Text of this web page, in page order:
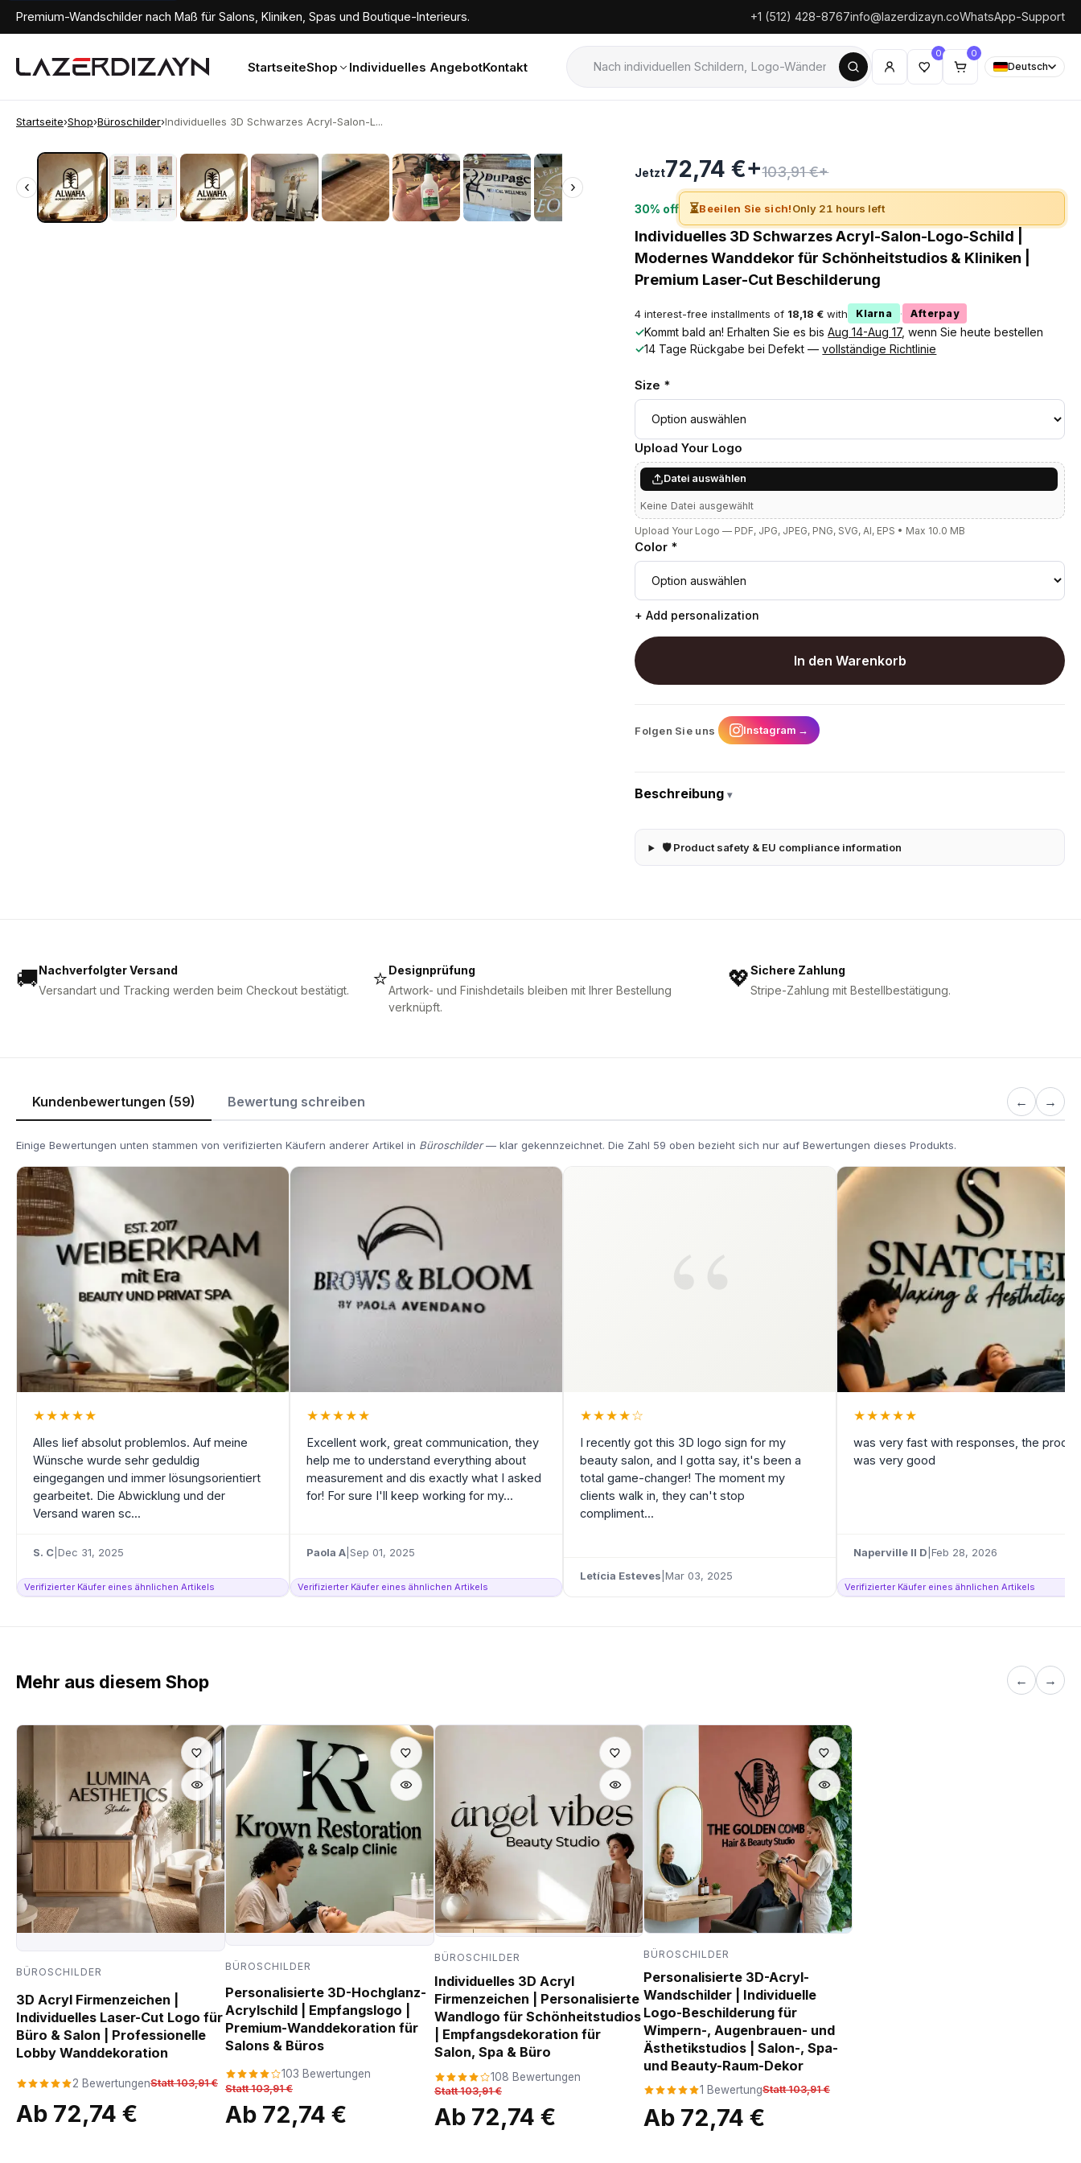
Premium-Wandschilder nach Maß für Salons, Kliniken, Spas und Boutique-Interieurs. +1 (512) 428-8767info@lazerdizayn.coWhatsApp-Support
StartseiteShop Individuelles AngebotKontakt
0 0
Deutsch
Startseite›Shop›Büroschilder›Individuelles 3D Schwarzes Acryl-Salon-L...
‹ ›
‹ ›
Jetzt72,74 €+103,91 €+
30% off ⏳Beeilen Sie sich!Only 21 hours left
Individuelles 3D Schwarzes Acryl-Salon-Logo-Schild |
Modernes Wanddekor für Schönheitstudios & Kliniken |
Premium Laser-Cut Beschilderung
4 interest-free installments of 18,18 € with Klarna · Afterpay
✓Kommt bald an! Erhalten Sie es bisAug 14-Aug 17, wenn Sie heute bestellen
✓14 Tage Rückgabe bei Defekt —vollständige Richtlinie
Size *
Upload Your Logo
Datei auswählen
Keine Datei ausgewählt
Upload Your Logo — PDF, JPG, JPEG, PNG, SVG, AI, EPS • Max 10.0 MB
Color *
+ Add personalization
In den Warenkorb
Folgen Sie uns Instagram →
Beschreibung▾
🛡 Product safety & EU compliance information
🚚Nachverfolgter Versand
Versandart und Tracking werden beim Checkout bestätigt.
⭐Designprüfung
Artwork- und Finishdetails bleiben mit Ihrer Bestellung
verknüpft.
💖Sichere Zahlung
Stripe-Zahlung mit Bestellbestätigung.
Kundenbewertungen (59) Bewertung schreiben ← →
Einige Bewertungen unten stammen von verifizierten Käufern anderer Artikel in Büroschilder— klar gekennzeichnet. Die Zahl 59 oben bezieht sich nur auf Bewertungen dieses Produkts.
★★★★★
Alles lief absolut problemlos. Auf meine
Wünsche wurde sehr geduldig
eingegangen und immer lösungsorientiert
gearbeitet. Die Abwicklung und der
Versand waren sc...
S. C Dec 31, 2025
Verifizierter Käufer eines ähnlichen Artikels
★★★★★
Excellent work, great communication, they
help me to understand everything about
measurement and dis exactly what I asked
for! For sure I'll keep working for my...
Paola A Sep 01, 2025
Verifizierter Käufer eines ähnlichen Artikels
★★★★☆
I recently got this 3D logo sign for my
beauty salon, and I gotta say, it's been a
total game-changer! The moment my
clients walk in, they can't stop
compliment...
Letícia Esteves Mar 03, 2025
★★★★★
was very fast with responses, the
was very good
Naperville Il D Feb 28, 2026
Verifizierter Käufer eines ähnlichen Artikels
Mehr aus diesem Shop ← →
BÜROSCHILDER
3D Acryl Firmenzeichen |
Individuelles Laser-Cut Logo für
Büro & Salon | Professionelle
Lobby Wanddekoration
2 BewertungenStatt 103,91 €
Ab 72,74 €
BÜROSCHILDER
Personalisierte 3D-Hochglanz-
Acrylschild | Empfangslogo |
Premium-Wanddekoration für
Salons & Büros
103 Bewertungen
Statt 103,91 €
Ab 72,74 €
BÜROSCHILDER
Individuelles 3D Acryl
Firmenzeichen | Personalisierte
Wandlogo für Schönheitstudios
| Empfangsdekoration für
Salon, Spa & Büro
108 Bewertungen
Statt 103,91 €
Ab 72,74 €
BÜROSCHILDER
Personalisierte 3D-Acryl-
Wandschilder | Individuelle
Logo-Beschilderung für
Wimpern-, Augenbrauen- und
Ästhetikstudios | Salon-, Spa-
und Beauty-Raum-Dekor
1 BewertungStatt 103,91 €
Ab 72,74 €